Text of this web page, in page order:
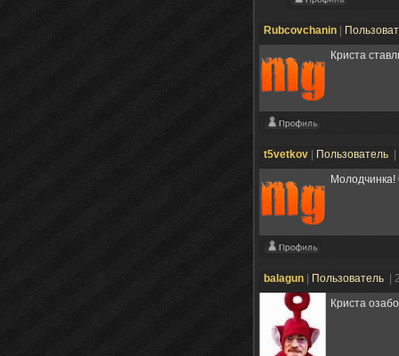
Rubcovchanin
Криста
t5vetkov Пользователь
balagun Пользователь
|
Криста